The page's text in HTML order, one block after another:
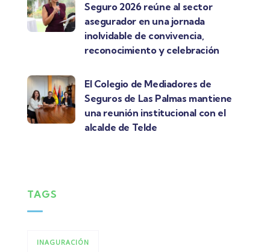
Seguro 2026 reúne al sector
asegurador en una jornada
inolvidable de convivencia,
reconocimiento y celebración
El Colegio de Mediadores de
Seguros de Las Palmas mantiene
una reunión institucional con el
alcalde de Telde
TAGS
INAGURACIÓN